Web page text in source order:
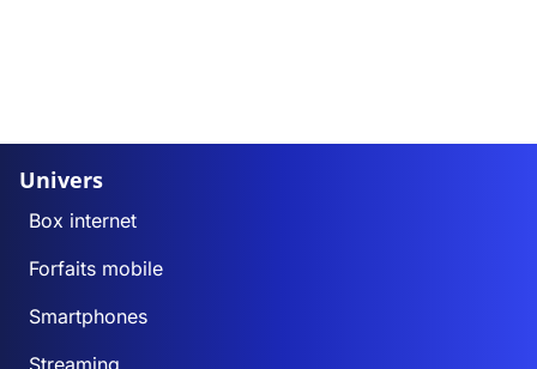
Univers
Box internet
Forfaits mobile
Smartphones